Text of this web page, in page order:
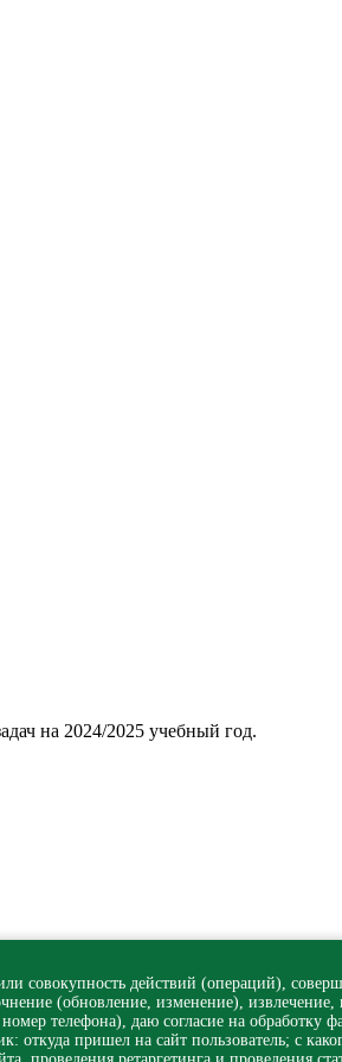
на 2024/2025 учебный год.
совокупность действий (операций),
(обновление, изменение), извлечение,
телефона), даю согласие на обработку
откуда пришел на сайт пользователь; с